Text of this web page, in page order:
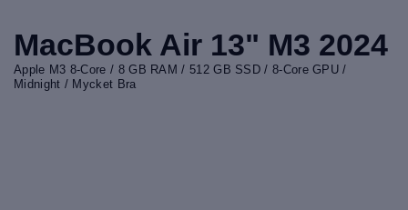
MacBook Air 13" M3 2024
Apple M3 8-Core / 8 GB RAM / 512 GB SSD / 8-Core GPU /
Midnight / Mycket Bra